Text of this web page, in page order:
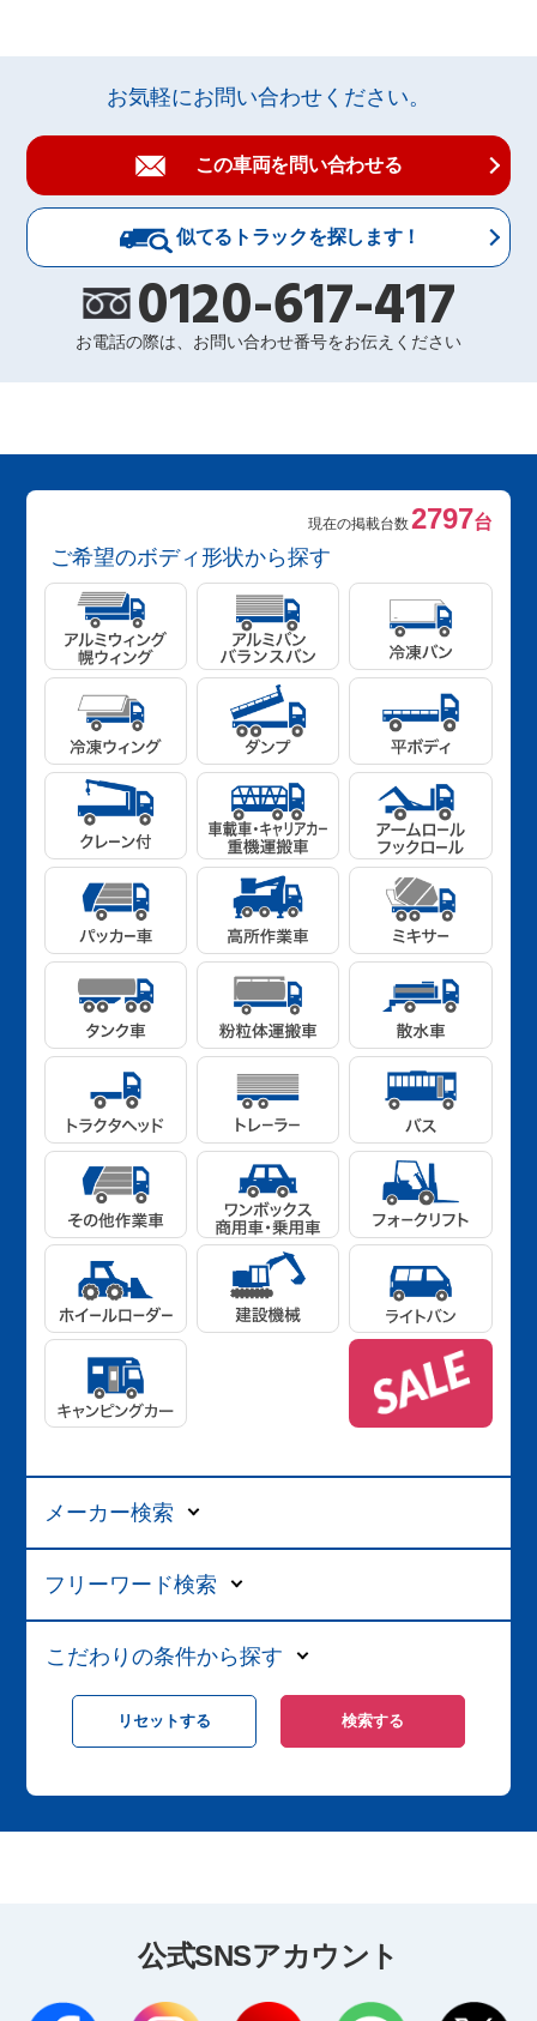
お気軽にお問い合わせください。
この車両を問い合わせる
似てるトラックを探します！
0120-617-417
お電話の際は、お問い合わせ番号をお伝えください
現在の掲載台数2797台
ご希望のボディ形状から探す
メーカー検索
フリーワード検索
こだわりの条件から探す
公式SNSアカウント